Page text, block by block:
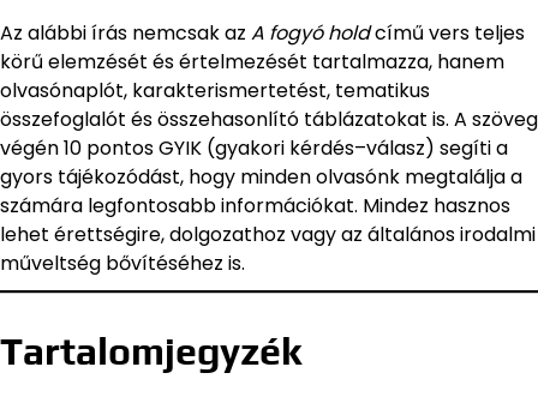
Az alábbi írás nemcsak az A fogyó holdcímű vers teljes
körű elemzését és értelmezését tartalmazza, hanem
olvasónaplót, karakterismertetést, tematikus
összefoglalót és összehasonlító táblázatokat is. A szöveg
végén 10 pontos GYIK (gyakori kérdés–válasz) segíti a
gyors tájékozódást, hogy minden olvasónk megtalálja a
számára legfontosabb információkat. Mindez hasznos
lehet érettségire, dolgozathoz vagy az általános irodalmi
műveltség bővítéséhez is.
Tartalomjegyzék